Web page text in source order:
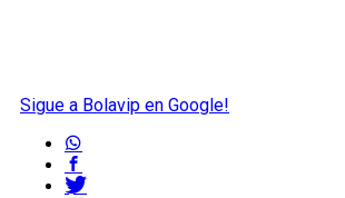
Sigue a Bolavip en Google!